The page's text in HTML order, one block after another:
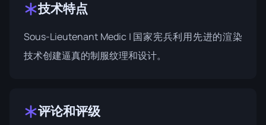
技术特点
Sous-Lieutenant Medic | 国家宪兵利用先进的渲染
技术创建逼真的制服纹理和设计。
评论和评级